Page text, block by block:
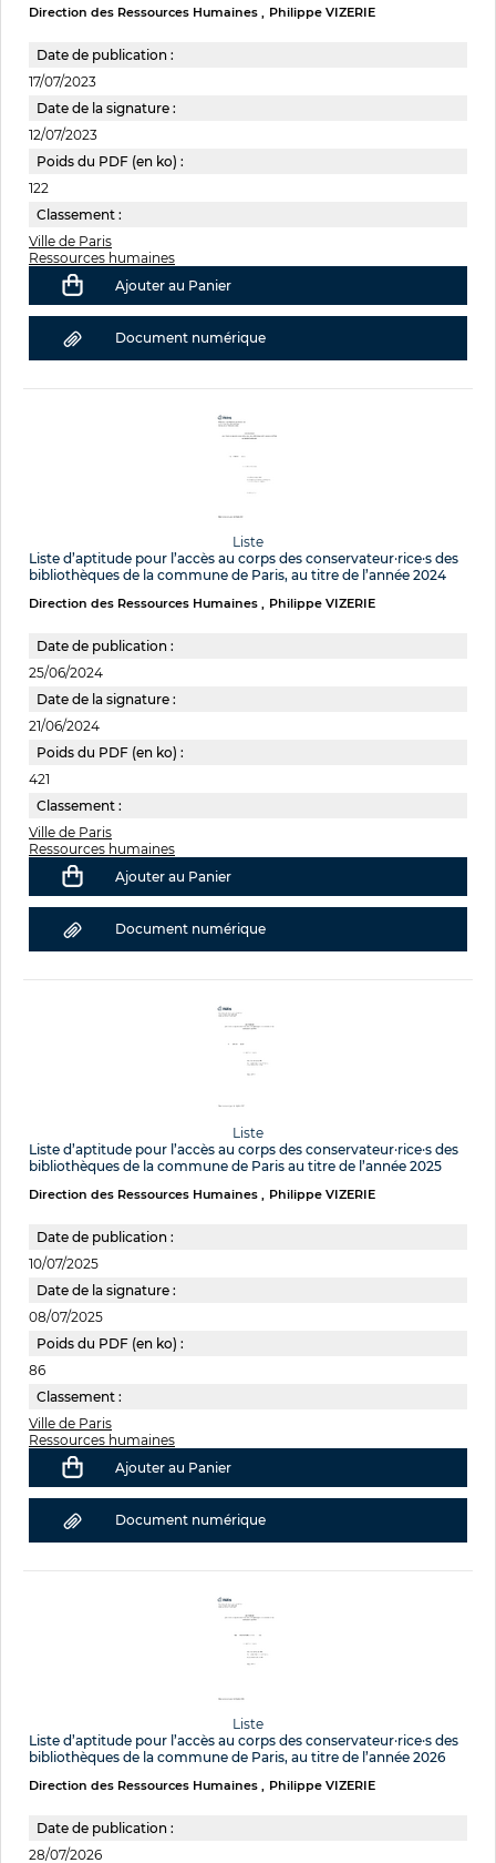
Direction des Ressources Humaines Philippe VIZERIE
Date de publication :
17/07/2023
Date de la signature :
12/07/2023
Poids du PDF (en ko) :
122
Classement :
Ville de Paris
Ressources humaines
Ajouter au Panier
Document numérique
Liste
Liste d’aptitude pour l’accès au corps des conservateur·rice·s des
bibliothèques de la commune de Paris, au titre de l’année 2024
Direction des Ressources Humaines Philippe VIZERIE
Date de publication :
25/06/2024
Date de la signature :
21/06/2024
Poids du PDF (en ko) :
421
Classement :
Ville de Paris
Ressources humaines
Ajouter au Panier
Document numérique
Liste
Liste d’aptitude pour l’accès au corps des conservateur·rice·s des
bibliothèques de la commune de Paris au titre de l’année 2025
Direction des Ressources Humaines Philippe VIZERIE
Date de publication :
10/07/2025
Date de la signature :
08/07/2025
Poids du PDF (en ko) :
86
Classement :
Ville de Paris
Ressources humaines
Ajouter au Panier
Document numérique
Liste
Liste d’aptitude pour l’accès au corps des conservateur·rice·s des
bibliothèques de la commune de Paris, au titre de l’année 2026
Direction des Ressources Humaines Philippe VIZERIE
Date de publication :
28/07/2026